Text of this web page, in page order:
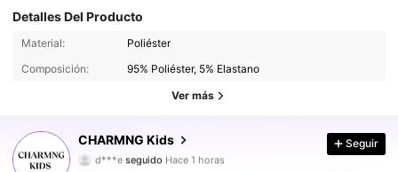
Detalles Del Producto
Material:
Poliéster
Composición:
95% Poliéster, 5% Elastano
Ver más
CHARMNG Kids
128K Seguidores
4,90
128K Seguidores
Seguir